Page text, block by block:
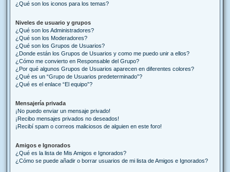
¿Qué son los iconos para los temas?
Niveles de usuario y grupos
¿Qué son los Administradores?
¿Qué son los Moderadores?
¿Qué son los Grupos de Usuarios?
¿Donde están los Grupos de Usuarios y como me puedo unir a ellos?
¿Cómo me convierto en Responsable del Grupo?
¿Por qué algunos Grupos de Usuarios aparecen en diferentes colores?
¿Qué es un “Grupo de Usuarios predeterminado”?
¿Qué es el enlace “El equipo”?
Mensajería privada
¡No puedo enviar un mensaje privado!
¡Recibo mensajes privados no deseados!
¡Recibí spam o correos maliciosos de alguien en este foro!
Amigos e Ignorados
¿Qué es la lista de Mis Amigos e Ignorados?
¿Cómo se puede añadir o borrar usuarios de mi lista de Amigos e Ignorados?